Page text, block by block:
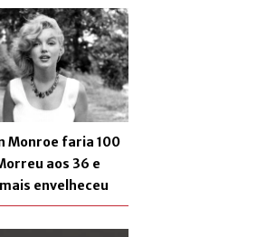
Monroe faria 100
aos 36 e
envelheceu